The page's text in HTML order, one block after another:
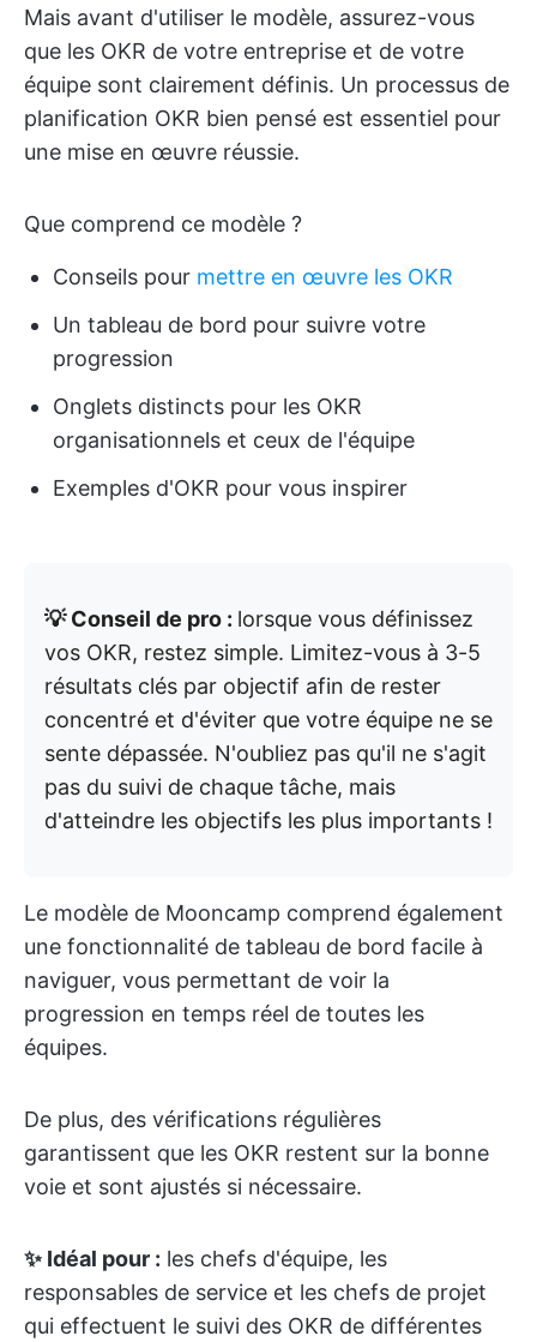
Mais avant d'utiliser le modèle, assurez-vous
que les OKR de votre entreprise et de votre
équipe sont clairement définis. Un processus de
planification OKR bien pensé est essentiel pour
une mise en œuvre réussie.
Que comprend ce modèle ?
Conseils pour mettre en œuvre les OKR
Un tableau de bord pour suivre votre
progression
Onglets distincts pour les OKR
organisationnels et ceux de l'équipe
Exemples d'OKR pour vous inspirer
💡 Conseil de pro : lorsque vous définissez
vos OKR, restez simple. Limitez-vous à 3-5
résultats clés par objectif afin de rester
concentré et d'éviter que votre équipe ne se
sente dépassée. N'oubliez pas qu'il ne s'agit
pas du suivi de chaque tâche, mais
d'atteindre les objectifs les plus importants !
Le modèle de Mooncamp comprend également
une fonctionnalité de tableau de bord facile à
naviguer, vous permettant de voir la
progression en temps réel de toutes les
équipes.
De plus, des vérifications régulières
garantissent que les OKR restent sur la bonne
voie et sont ajustés si nécessaire.
✨ Idéal pour : les chefs d'équipe, les
responsables de service et les chefs de projet
qui effectuent le suivi des OKR de différentes